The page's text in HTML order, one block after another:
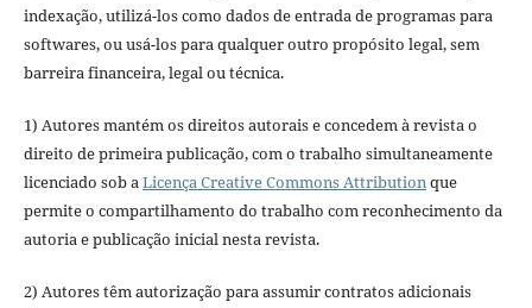
indexação, utilizá-los como dados de entrada de programas para
softwares, ou usá-los para qualquer outro propósito legal, sem
barreira financeira, legal ou técnica.
1) Autores mantém os direitos autorais e concedem à revista o
direito de primeira publicação, com o trabalho simultaneamente
licenciado sob aLicença Creative Commons Attributionque
permite o compartilhamento do trabalho com reconhecimento da
autoria e publicação inicial nesta revista.
2) Autores têm autorização para assumir contratos adicionais